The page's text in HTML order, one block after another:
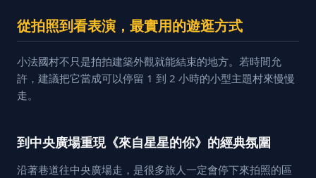
從拍照到看表演，最實用的遊逛方式
小法國村不只是拍拍建築外觀就能結束的地方。若時間允
許，建議把它當成可以停留 1 到 2 小時的小型主題村來慢慢
走。
到中央廣場重現《來自星星的你》的經典氛圍
沿著巷道往中央廣場走，是很多旅人一定會停下來拍照的區